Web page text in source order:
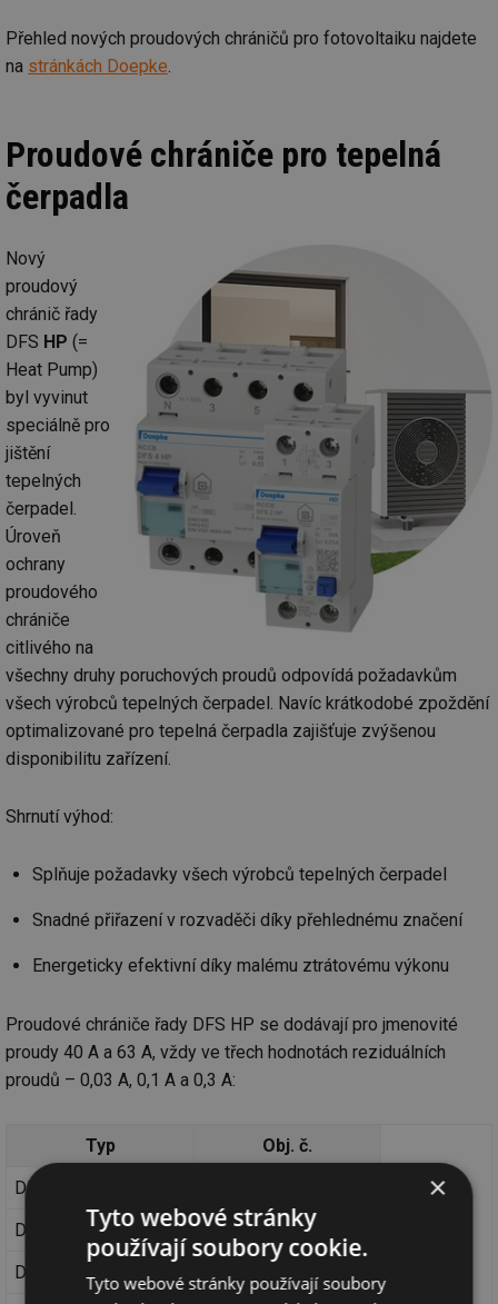
Přehled nových proudových chráničů pro fotovoltaiku najdete
na stránkách Doepke.
Proudové chrániče pro tepelná
čerpadla
Nový
proudový
chránič řady
DFS HP (=
Heat Pump)
byl vyvinut
speciálně pro
jištění
tepelných
čerpadel.
Úroveň
ochrany
proudového
chrániče
citlivého na
všechny druhy poruchových proudů odpovídá požadavkům
všech výrobců tepelných čerpadel. Navíc krátkodobé zpoždění
optimalizované pro tepelná čerpadla zajišťuje zvýšenou
disponibilitu zařízení.
Shrnutí výhod:
Splňuje požadavky všech výrobců tepelných čerpadel
Snadné přiřazení v rozvaděči díky přehlednému značení
Energeticky efektivní díky malému ztrátovému výkonu
Proudové chrániče řady DFS HP se dodávají pro jmenovité
proudy 40 A a 63 A, vždy ve třech hodnotách reziduálních
proudů – 0,03 A, 0,1 A a 0,3 A:
Typ
Obj. č.
DFS 4 040-4/0,03-HP
DFS 4 040-4/0,10-HP
09135805
DFS 4 040-4/0,30-HP
09136805
×
Tyto webové stránky
používají soubory cookie.
Tyto webové stránky používají soubory